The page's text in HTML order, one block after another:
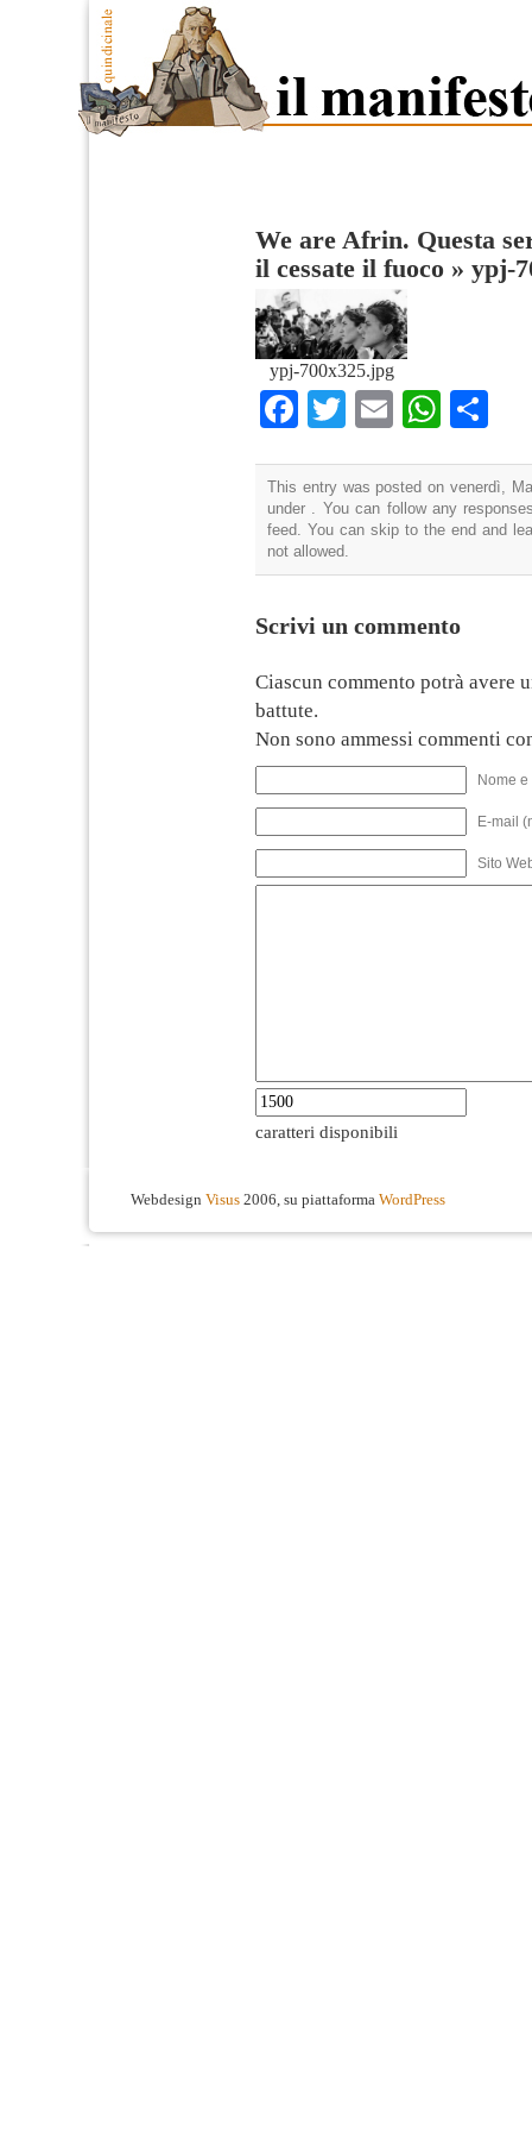
We are Afrin. Questa
il cessate il fuoco » ypj-
ypj-700x325.jpg
Facebook
TwitterEmail
This entry was posted on venerdì,
under . You can follow any
feed. You can skip to the end and
not allowed.
Scrivi un commento
Ciascun commento potrà avere
battute.
Non sono ammessi commenti
Nome
E-mail
Sito
caratteri disponibili
Webdesign Visus 2006, su piattaforma WordPress